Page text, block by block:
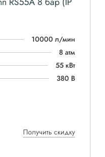
10000 л/мин
8 атм
55 кВт
380 В
Получить скидку